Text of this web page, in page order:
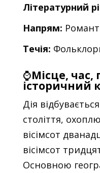
Літературний
Напрям:
Течія:
⌚Місце, час,
історичний
Дія
століття,
вісімсот
вісімсот
Основною